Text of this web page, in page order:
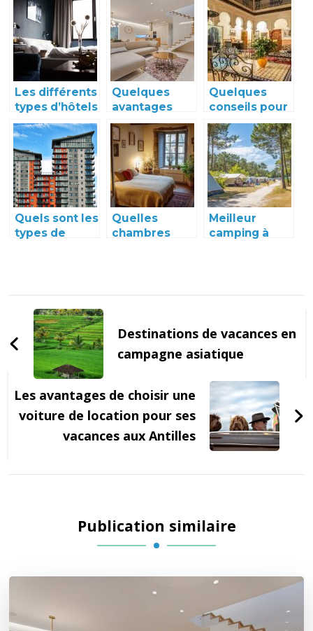
à Argelès-sur-
Mer
profitez des
avantages
Les différents
types d’hôtels
pour les
vacances
Quelques
avantages
des gites
KinKyee
Quelques
conseils pour
l’achat d’un
Riad à
Marrakech
Quels sont les
types de
voyage ?
Quelles
chambres
Meilleur
camping à
inoubliables :
spectacles au
programme
Navigation
d'article
Destinations de vacances en
campagne asiatique
Les avantages de choisir une
voiture de location pour ses
vacances aux Antilles
Publication similaire